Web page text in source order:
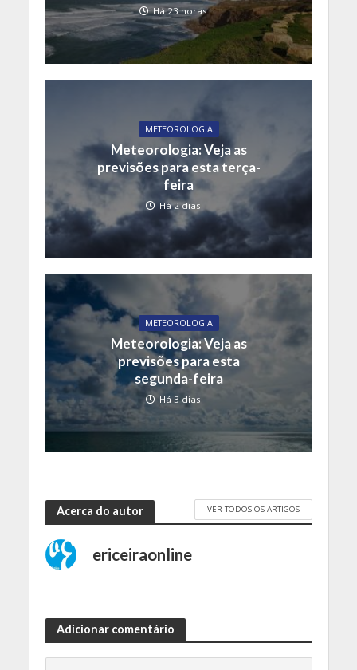
Há 23 horas
METEOROLOGIA
Meteorologia: Veja as
previsões para esta terça-
feira
Há 2 dias
METEOROLOGIA
Meteorologia: Veja as
previsões para esta
segunda-feira
Há 3 dias
Acerca do autor VER TODOS OS ARTIGOS
ericeiraonline
Adicionar comentário